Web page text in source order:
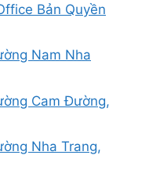
Bản Quyền
Nam Nha
Cam Đường,
Nha Trang,